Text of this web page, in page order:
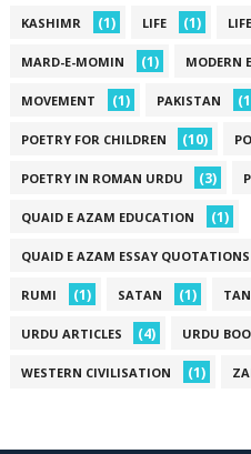
KASHIMR (1) LIFE (1)
MARD-E-MOMIN (1) MODERN
MOVEMENT (1) PAKISTAN
POETRY FOR CHILDREN (10)
POETRY IN ROMAN URDU (3)
QUAID E AZAM EDUCATION (1)
QUAID E AZAM ESSAY QUOTATIONS
RUMI (1) SATAN (1)
URDU ARTICLES (4) URDU
WESTERN CIVILISATION (1)